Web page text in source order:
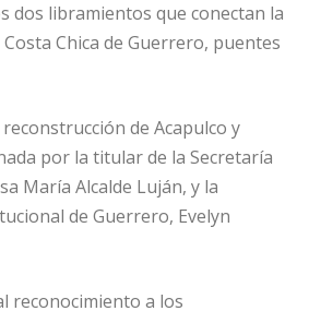
dos libramientos que conectan la
Chica de Guerrero, puentes
de Acapulco y
por la titular de la Secretaría
María Alcalde Luján, y la
de Guerrero, Evelyn
reconocimiento a los